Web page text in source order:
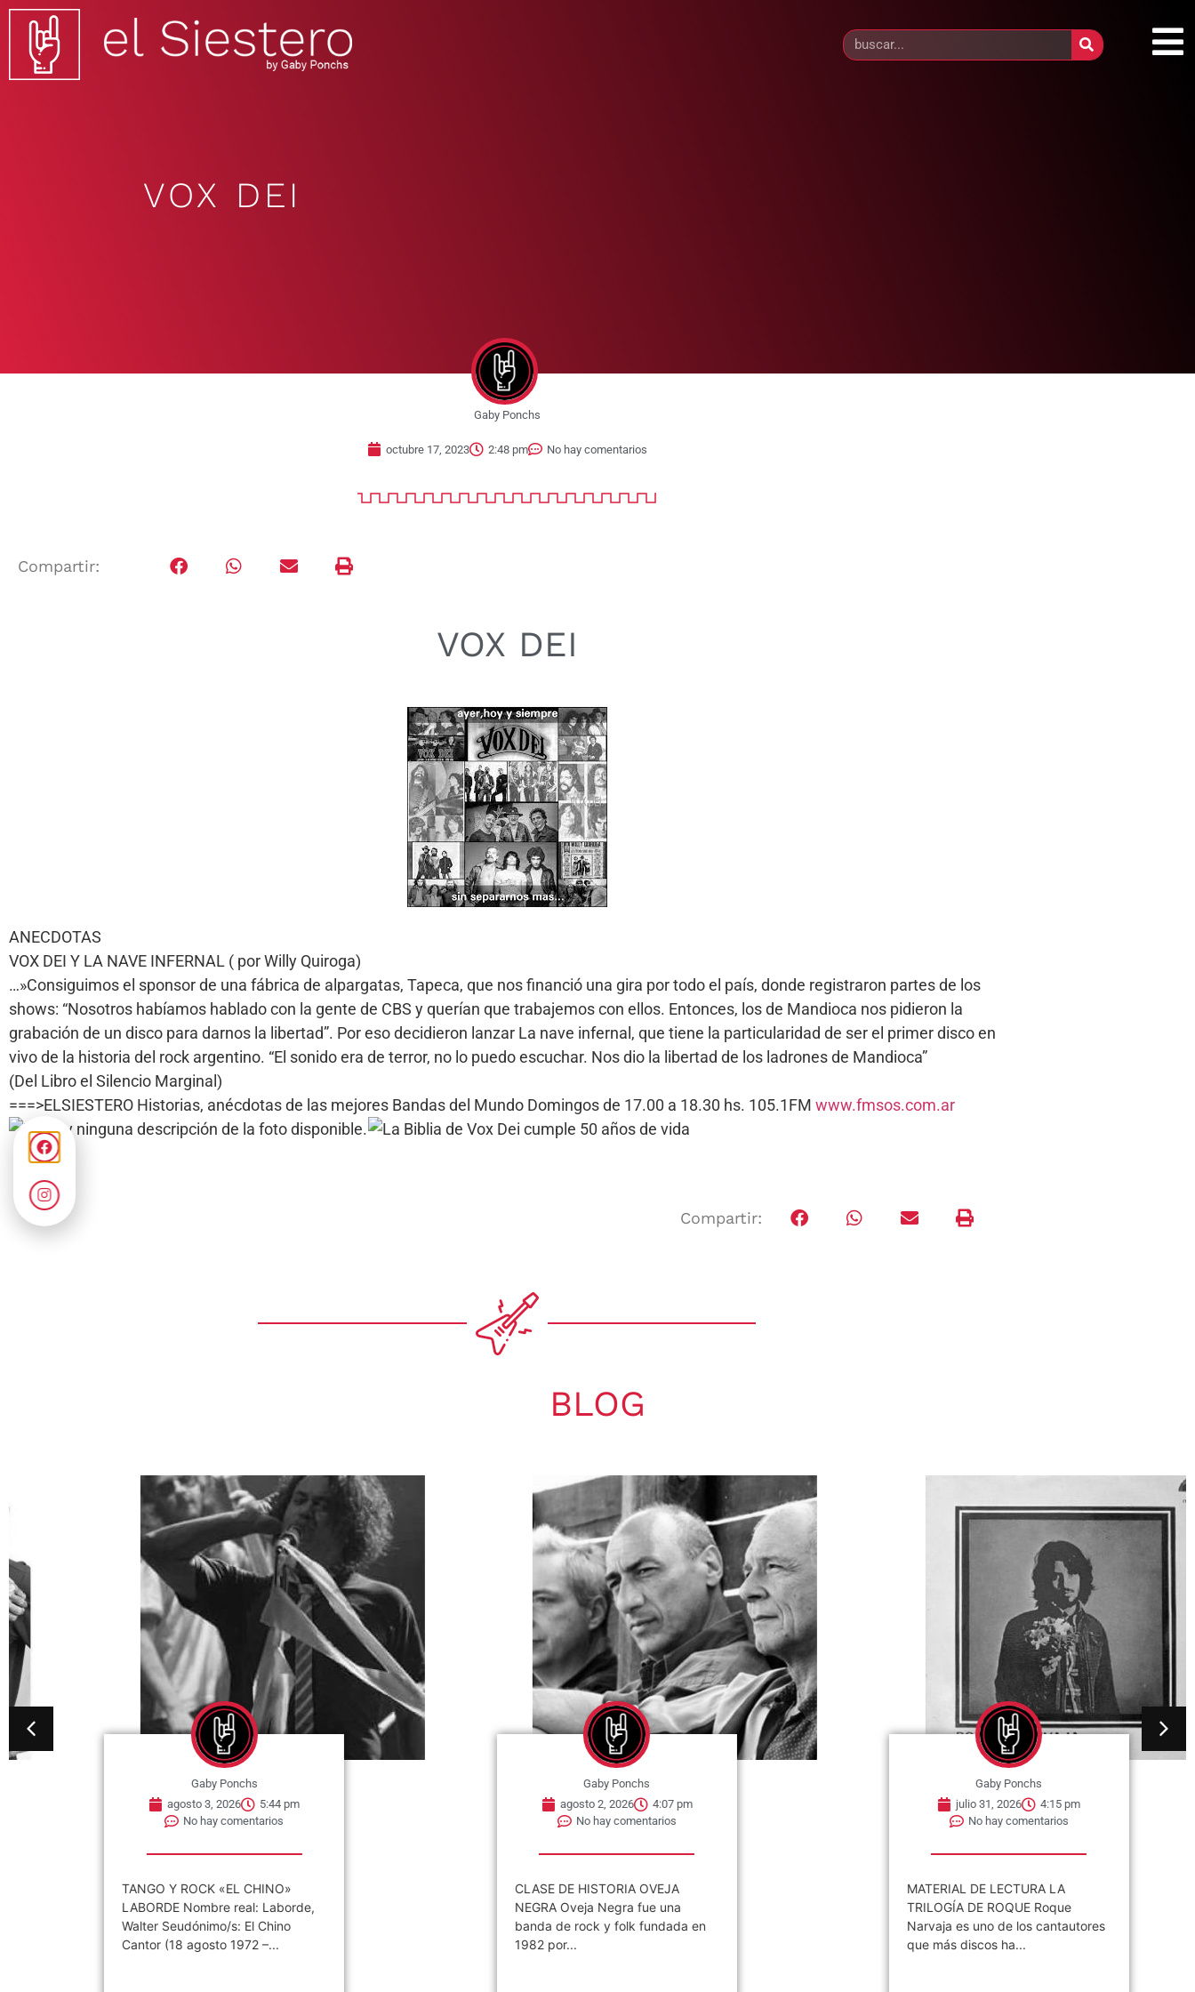
VOX DEI
Gaby Ponchs
octubre 17, 2023 2:48 pm No hay comentarios
Compartir:
VOX DEI
ANECDOTAS
VOX DEI Y LA NAVE INFERNAL ( por Willy Quiroga)
…»Consiguimos el sponsor de una fábrica de alpargatas, Tapeca, que nos financió una gira por todo el país, donde registraron partes de los
shows: “Nosotros habíamos hablado con la gente de CBS y querían que trabajemos con ellos. Entonces, los de Mandioca nos pidieron la
grabación de un disco para darnos la libertad”. Por eso decidieron lanzar La nave infernal, que tiene la particularidad de ser el primer disco en
vivo de la historia del rock argentino. “El sonido era de terror, no lo puedo escuchar. Nos dio la libertad de los ladrones de Mandioca”
(Del Libro el Silencio Marginal)
===>ELSIESTERO Historias, anécdotas de las mejores Bandas del Mundo Domingos de 17.00 a 18.30 hs. 105.1FM www.fmsos.com.ar
Compartir:
BLOG
agosto 3, 2026
5:44 pm
No hay comentarios
TANGO Y ROCK «EL CHINO»
LABORDE Nombre real: Laborde,
Walter Seudónimo/s: El Chino
Cantor (18 agosto 1972 –...
agosto 2, 2026
4:07 pm
No hay comentarios
CLASE DE HISTORIA OVEJA
NEGRA Oveja Negra fue una
banda de rock y folk fundada en
julio 31, 2026
4:15 pm
No hay comentarios
MATERIAL DE LECTURA LA
TRILOGÍA DE ROQUE Roque
Narvaja es uno de los cantautores
que más discos ha...